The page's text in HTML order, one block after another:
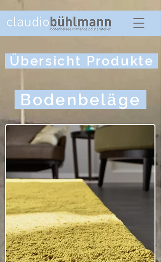
Übersicht Produkte
Bodenbeläge